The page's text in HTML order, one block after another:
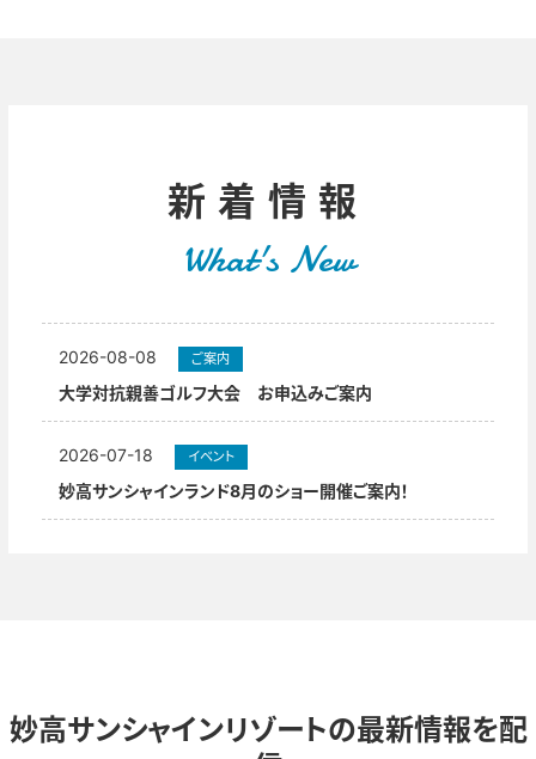
新着情報
What's New
2026-08-08 ご案内
大学対抗親善ゴルフ大会 お申込みご案内
2026-07-18 イベント
妙高サンシャインランド8月のショー開催ご案内！
妙高サンシャインリゾートの最新情報を配